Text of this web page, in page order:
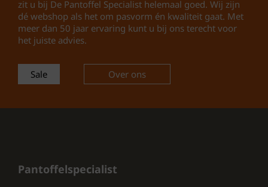
Waarom kiezen voor de Rohde 2224
90 pantoffels?
gesloten hiel
Ideaal als warmepantoffels voor
Stevigerubberen zoolvoor veilig
combineren
zit u bij De Pantoffel Specialist helemaal goed. Wij zijn
dé webshop als het om pasvorm én kwaliteit gaat. Met
meer dan 50 jaar ervaring kunt u bij ons terecht voor
het juiste advies.
Sale Over ons
Pantoffelspecialist